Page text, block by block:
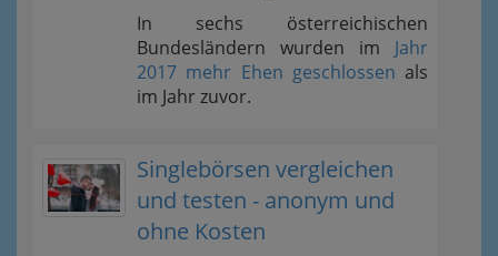
In sechs österreichischen
Bundesländern wurden im Jahr
2017 mehr Ehen geschlossen als
im Jahr zuvor.
Singlebörsen vergleichen
und testen - anonym und
ohne Kosten